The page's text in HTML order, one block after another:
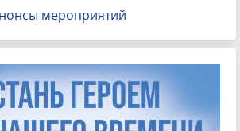
мероприятий